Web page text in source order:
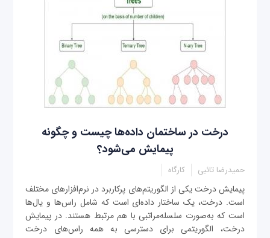
درخت در ساختمان داده‌ها چیست و چگونه
پیمایش می‌شود؟
حمیدرضا تائبی کارگاه
پیمایش درخت یکی از الگوریتم‌های پرکاربرد در نرم‌افزارهای مختلف
است. درخت، یک ساختار داده‌ای است که شامل راس‌ها و یال‌ها
است که به‌صورت سلسله‌مراتبی با هم مرتبط هستند. در پیمایش
درخت، الگوریتمی برای دسترسی به همه راس‌های درخت